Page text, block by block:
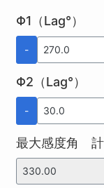
Φ1（Lag°）
-
Φ2（Lag°）
-
最大感度角 計